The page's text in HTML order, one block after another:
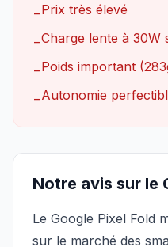
−Prix très élevé
−Charge lente à 30W
−Poids important
−Autonomie
Notre avis sur le
Le Google Pixel Fold
sur le marché des